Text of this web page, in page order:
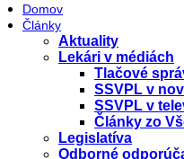
Domov
Články
Aktuality
Lekári v médiách
Tlačové
SSVPL v
SSVPL v
Články zo
Legislatíva
Odborné